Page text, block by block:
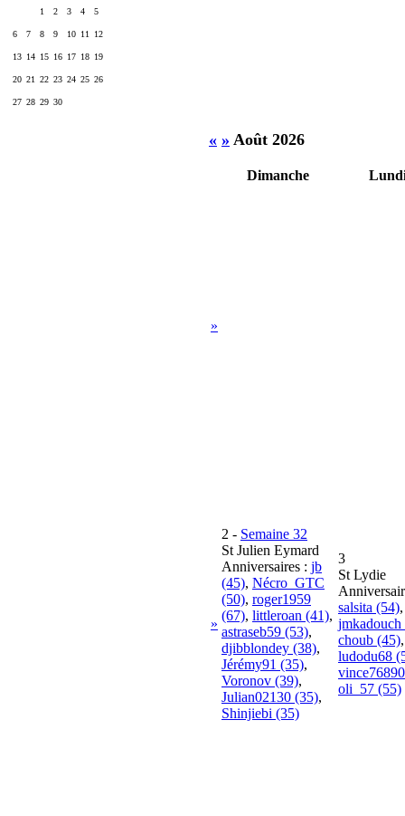
1
2 3 4 5
6 7 8 9 10 11 12
13 14 15 16 17 18 19
20 21 22 23 24 25 26
27 28 29 30
« » Août 2026
Dimanche
»
»
2 - Semaine 32
St Julien Eymard
Anniversaires : jb
(45), Nécro_GTC
(50), roger1959
(67), littleroan (41),
astraseb59 (53),
djibblondey (38),
Jérémy91 (35),
Voronov (39),
Julian02130 (35),
Shinjiebi (35)
3
St Lydie
salsita (54),
jmkadouch
choub (45),
ludodu68
oli_57 (55)